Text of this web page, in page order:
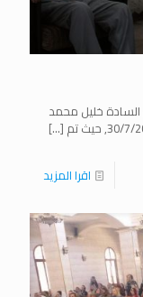
السادة خليل محمد
[…]
اقرا المزيد